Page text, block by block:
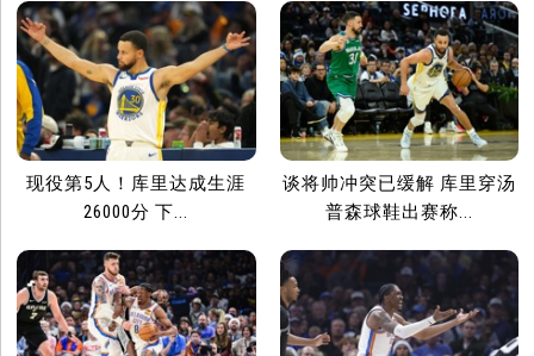
现役第5人！库里达成生涯
26000分 下...
谈将帅冲突已缓解 库里穿汤
普森球鞋出赛称...